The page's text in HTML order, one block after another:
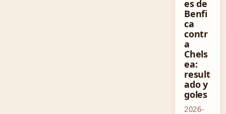
es de
Benfi
ca
contr
a
Chels
ea:
result
ado y
goles
2026-